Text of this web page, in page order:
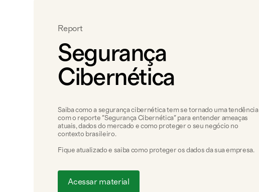
Report
Segurança
Cibernética
Saiba como a segurança cibernética tem se tornado uma tendência
com o reporte "Segurança Cibernética" para entender ameaças
atuais, dados do mercado e como proteger o seu negócio no
contexto brasileiro.
Fique atualizado e saiba como proteger os dados da sua empresa.
Acessar material